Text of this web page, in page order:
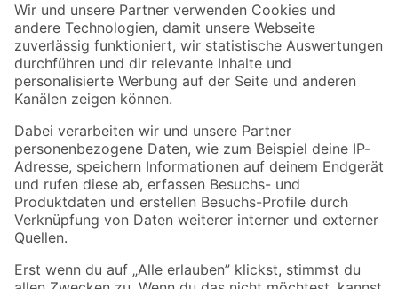
Der toom Newsletter: Keine Angebote und Aktionen mehr verpassen!
Zur Newsletter Anmeldung
Folge uns
Zahlungsarten Versandarten
Sicher einkaufen